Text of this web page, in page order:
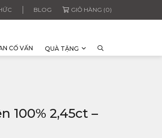
BLOG GIỎ HÀNG (0)
CỐ VẤN QUÀ TẶNG
100% 2,45ct –